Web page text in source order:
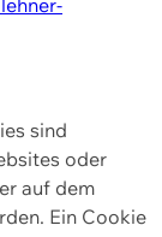
sind
oder
auf dem
Ein Cookie